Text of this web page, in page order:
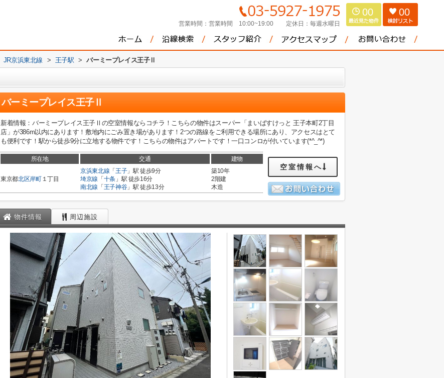
営業時間： 営業時間 10:00~19:00 定休日： 毎週水曜日
00 00
JR京浜東北線 > 王子駅 > バーミープレイス王子Ⅱ
バーミープレイス王子Ⅱ
新着情報：バーミープレイス王子Ⅱの空室情報ならコチラ！こちらの物件はスーパー「まいばすけっと 王子本町2丁目
店」が386m以内にあります！敷地内にごみ置き場があります！2つの路線をご利用できる場所にあり、アクセスはとて
も便利です！駅から徒歩9分に立地する物件です！こちらの物件はアパートです！一口コンロが付いています(*^_^*)
所在地 交通 建物
東京都北区岸町１丁目
京浜東北線 「 王子」駅 徒歩9分
埼京線 「 十条 」駅 徒歩16分
南北線 「 王子神谷」駅 徒歩13分
築10年
2階建
木造
空室情報へ
物件情報 周辺施設